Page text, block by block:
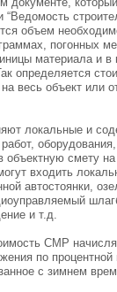
“Ведомость
объем
погонных
материала и в
определяется
весь объект или
локальные и
объектную смету на
входить
автостоянки,
и т.д.
СМР
по
с зимнем